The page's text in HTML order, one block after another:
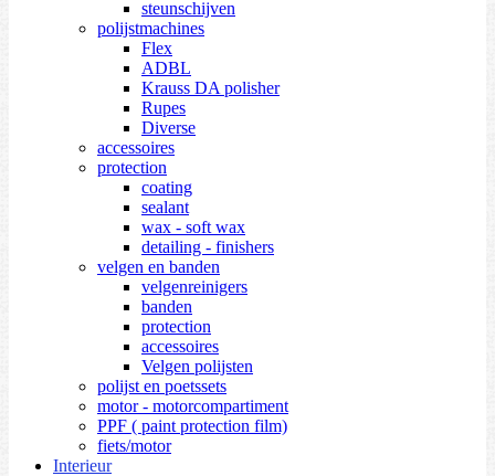
steunschijven
polijstmachines
Flex
ADBL
Krauss DA polisher
Rupes
Diverse
accessoires
protection
coating
sealant
wax - soft wax
detailing - finishers
velgen en banden
velgenreinigers
banden
protection
accessoires
Velgen polijsten
polijst en poetssets
motor - motorcompartiment
PPF ( paint protection film)
fiets/motor
Interieur